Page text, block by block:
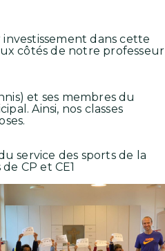
dans cette
côtés de notre professeur
et ses membres du
Ainsi, nos classes
service des sports de la
CP et CE1